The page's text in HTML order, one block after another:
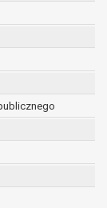
RODO,
do celów,
w inny